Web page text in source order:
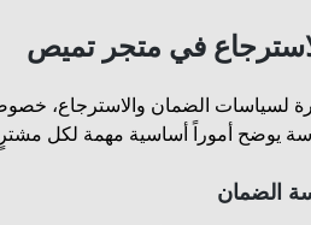
في متجر تميص
لسياسات الضمان والاسترجاع،
يوضح أموراً أساسية مهمة لكل
الضمان